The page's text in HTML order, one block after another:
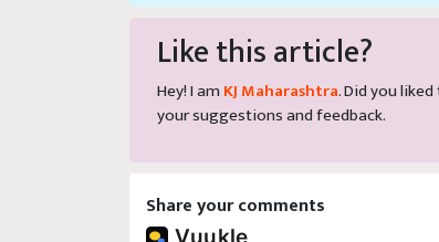
Like this article?
Hey! I am KJ Maharashtra. Did you
your suggestions and feedback.
Share your comments